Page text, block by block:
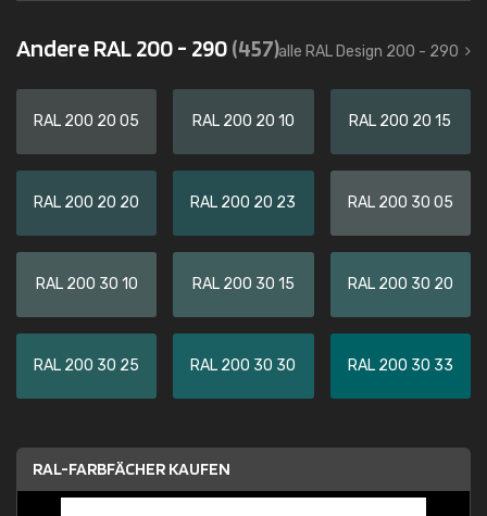
Andere RAL 200 - 290(457)alle RAL Design 200 - 290
RAL 200 20 05 RAL 200 20 10 RAL 200 20 15
RAL 200 20 20 RAL 200 20 23 RAL 200 30 05
RAL 200 30 10 RAL 200 30 15 RAL 200 30 20
RAL 200 30 25 RAL 200 30 30 RAL 200 30 33
RAL-FARBFÄCHER KAUFEN